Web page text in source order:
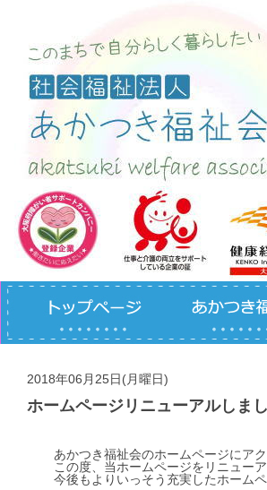
コンテンツへスキップ
2018年06月25日(月曜日)
ホームページリニューアルしまし
あかつき福祉会のホームページにア
この度、当ホームページをリニュー
今後もよりいっそう充実したホーム